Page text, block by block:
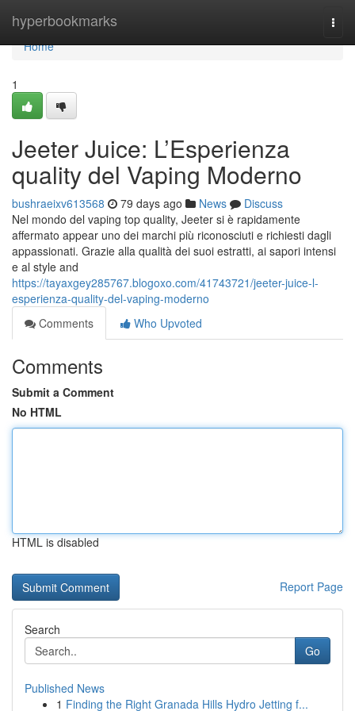
hyperbookmarks
Home
Home
1
Jeeter Juice: L’Esperienza
quality del Vaping Moderno
bushraeixv613568 79 days ago News
Discuss
Nel mondo del vaping top quality, Jeeter si è rapidamente
affermato appear uno dei marchi più riconosciuti e richiesti dagli
appassionati. Grazie alla qualità dei suoi estratti, ai sapori intensi
e al style and
https://tayaxgey285767.blogoxo.com/41743721/jeeter-juice-l-
esperienza-quality-del-vaping-moderno
Comments
Who Upvoted
Comments
Submit a Comment
No HTML
HTML is disabled
Report Page
Search
Go
Published News
1 Finding the Right Granada Hills Hydro Jetting f...